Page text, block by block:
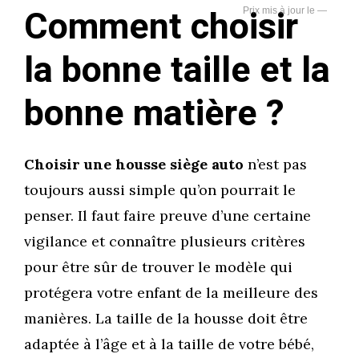
—
Comment choisir
la bonne taille et la
bonne matière ?
Choisir une housse siège auto n’est pas
toujours aussi simple qu’on pourrait le
penser. Il faut faire preuve d’une certaine
vigilance et connaître plusieurs critères
pour être sûr de trouver le modèle qui
protégera votre enfant de la meilleure des
manières. La taille de la housse doit être
adaptée à l’âge et à la taille de votre bébé,